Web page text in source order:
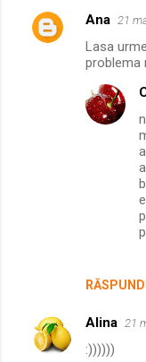
Ana 21
Lasa
problema
Alina 21
:))))))